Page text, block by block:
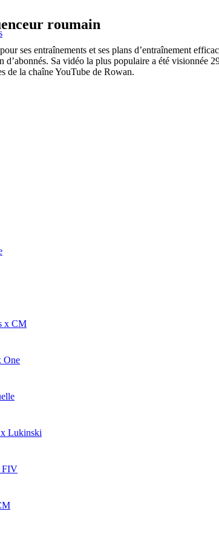
x CM
One
Lukinski
FIV
roumain
ses entraînements et ses plans d’entraînement
Sa vidéo la plus populaire a été visionnée
de la chaîne YouTube de Rowan.